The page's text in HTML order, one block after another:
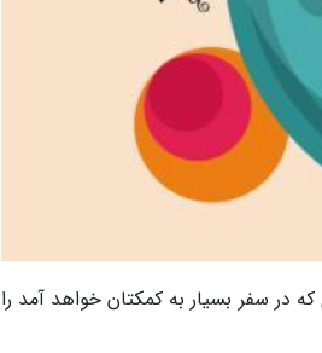
در سفر بسیار به کمکتان خواهد آمد را